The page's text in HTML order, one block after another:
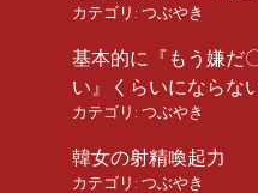
カテゴリ: つぶやき
基本的に『もう嫌だ
い』くらいにならな
カテゴリ: つぶやき
韓女の射精喚起力
カテゴリ: つぶやき